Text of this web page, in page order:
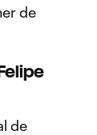
de
de